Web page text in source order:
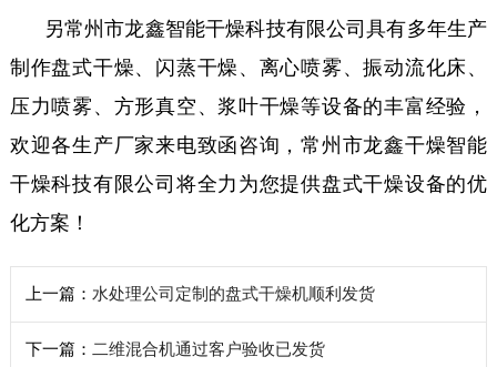
另常州市龙鑫智能干燥科技有限公司具有多年生产
制作盘式干燥、闪蒸干燥、离心喷雾、振动流化床、
压力喷雾、方形真空、浆叶干燥等设备的丰富经验，
欢迎各生产厂家来电致函咨询，常州市龙鑫干燥智能
干燥科技有限公司将全力为您提供盘式干燥设备的优
化方案！
上一篇： 水处理公司定制的盘式干燥机顺利发货
下一篇： 二维混合机通过客户验收已发货